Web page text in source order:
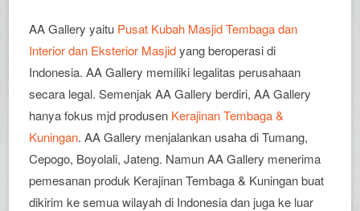
AA Gallery yaitu Pusat Kubah Masjid Tembaga dan
Interior dan Eksterior Masjidyang beroperasi di
Indonesia. AA Gallery memiliki legalitas perusahaan
secara legal. Semenjak AA Gallery berdiri, AA Gallery
hanya fokus mjd produsen Kerajinan Tembaga &
Kuningan. AA Gallery menjalankan usaha di Tumang,
Cepogo, Boyolali, Jateng. Namun AA Gallery menerima
pemesanan produk Kerajinan Tembaga & Kuningan buat
dikirim ke semua wilayah di Indonesia dan juga ke luar